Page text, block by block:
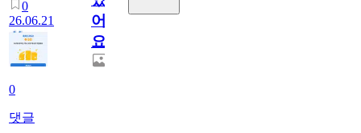
0
26.06.21
0
댓글
어
요.